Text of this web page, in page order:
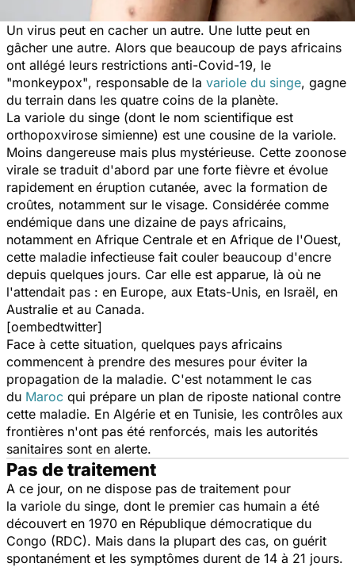
Un virus peut en cacher un autre. Une lutte peut en
gâcher une autre. Alors que beaucoup de pays africains
ont allégé leurs restrictions anti-Covid-19, le
"monkeypox", responsable de la variole du singe, gagne
du terrain dans les quatre coins de la planète.
La variole du singe (dont le nom scientifique est
orthopoxvirose simienne) est une cousine de la variole.
Moins dangereuse mais plus mystérieuse. Cette zoonose
virale se traduit d'abord par une forte fièvre et évolue
rapidement en éruption cutanée, avec la formation de
croûtes, notamment sur le visage. Considérée comme
endémique dans une dizaine de pays africains,
notamment en Afrique Centrale et en Afrique de l'Ouest,
cette maladie infectieuse fait couler beaucoup d'encre
depuis quelques jours. Car elle est apparue, là où ne
l'attendait pas : en Europe, aux Etats-Unis, en Israël, en
Australie et au Canada.
[oembedtwitter]
Face à cette situation, quelques pays africains
commencent à prendre des mesures pour éviter la
propagation de la maladie. C'est notamment le cas
du Maroc qui prépare un plan de riposte national contre
cette maladie. En Algérie et en Tunisie, les contrôles aux
frontières n'ont pas été renforcés, mais les autorités
sanitaires sont en alerte.
Pas de traitement
A ce jour, on ne dispose pas de traitement pour
la variole du singe, dont le premier cas humain a été
découvert en 1970 en République démocratique du
Congo (RDC). Mais dans la plupart des cas, on guérit
spontanément et les symptômes durent de 14 à 21 jours.